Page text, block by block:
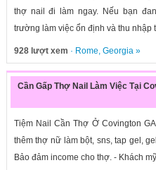
thợ nail đi làm ngay. Nếu bạn
trường làm việc ổn định và thu nhập
928 lượt xem · Rome, Georgia»
Cần Gấp Thợ Nail Làm Việc Tại
Tiệm Nail Cần Thợ Ở Covington
thêm thợ nữ làm bột, sns, tap gel,
Bảo đảm income cho thợ. - Khách